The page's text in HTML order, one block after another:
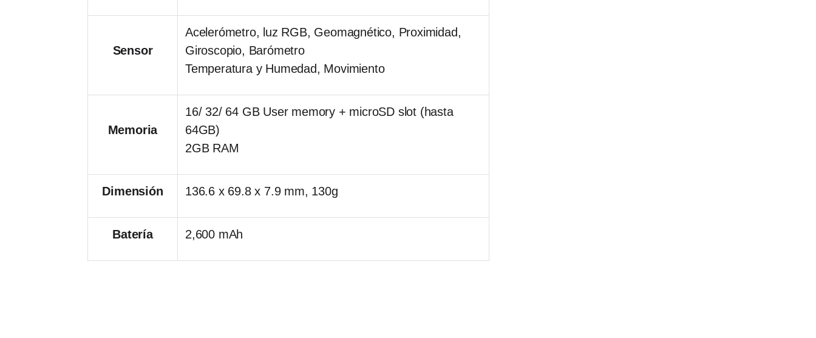
Sensor
Acelerómetro, luz RGB, Geomagnético, Proximidad,
Giroscopio, Barómetro
Temperatura y Humedad, Movimiento
Memoria
16/ 32/ 64 GB User memory + microSD slot (hasta
64GB)
2GB RAM
Dimensión 136.6 x 69.8 x 7.9 mm, 130g
Batería 2,600 mAh